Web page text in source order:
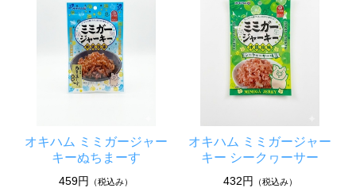
オキハム ミミガージャー
キーぬちまーす
459円 （税込み）
オキハム ミミガージャー
キー シークヮーサー
432円 （税込み）